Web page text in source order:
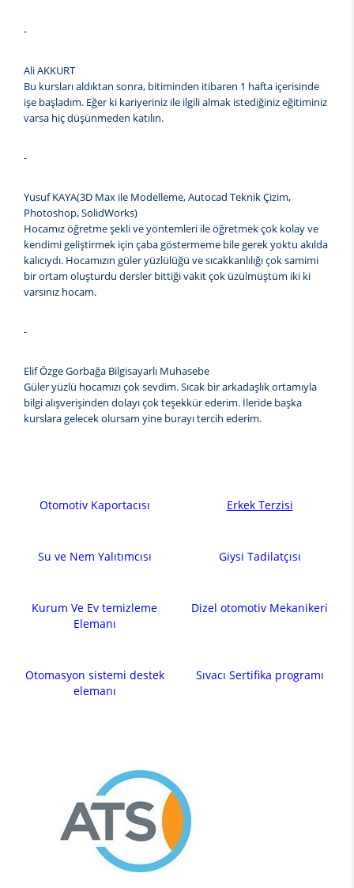
-
Ali AKKURT
Bu kursları aldıktan sonra, bitiminden itibaren 1 hafta içerisinde
işe başladım. Eğer ki kariyeriniz ile ilgili almak istediğiniz eğitiminiz
varsa hiç düşünmeden katılın.
-
Yusuf KAYA(3D Max ile Modelleme, Autocad Teknik Çizim,
Photoshop, SolidWorks)
Hocamız öğretme şekli ve yöntemleri ile öğretmek çok kolay ve
kendimi geliştirmek için çaba göstermeme bile gerek yoktu akılda
kalıcıydı. Hocamızın güler yüzlülüğü ve sıcakkanlılığı çok samimi
bir ortam oluşturdu dersler bittiği vakit çok üzülmüştüm iki ki
varsınız hocam.
-
Elif Özge Gorbağa Bilgisayarlı Muhasebe
Güler yüzlü hocamızı çok sevdim. Sıcak bir arkadaşlık ortamıyla
bilgi alışverişinden dolayı çok teşekkür ederim. İleride başka
kurslara gelecek olursam yine burayı tercih ederim.
Otomotiv Kaportacısı Erkek Terzisi
Su ve Nem Yalıtımcısı Giysi Tadilatçısı
Kurum Ve Ev temizleme
Elemanı
Dizel otomotiv Mekanikeri
Otomasyon sistemi destek
elemanı
Sıvacı Sertifika programı